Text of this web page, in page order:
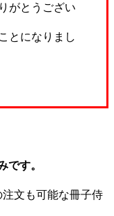
がとうござい
とになりまし
です。
文も可能な冊子侍